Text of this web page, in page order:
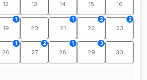
12 13 14 15 16
19
1
20 21
1
22
2
23
2
26
1
27
2
28
1
29
3
30